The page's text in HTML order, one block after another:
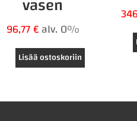
96,77€alv. 0%
Lisää ostoskoriin